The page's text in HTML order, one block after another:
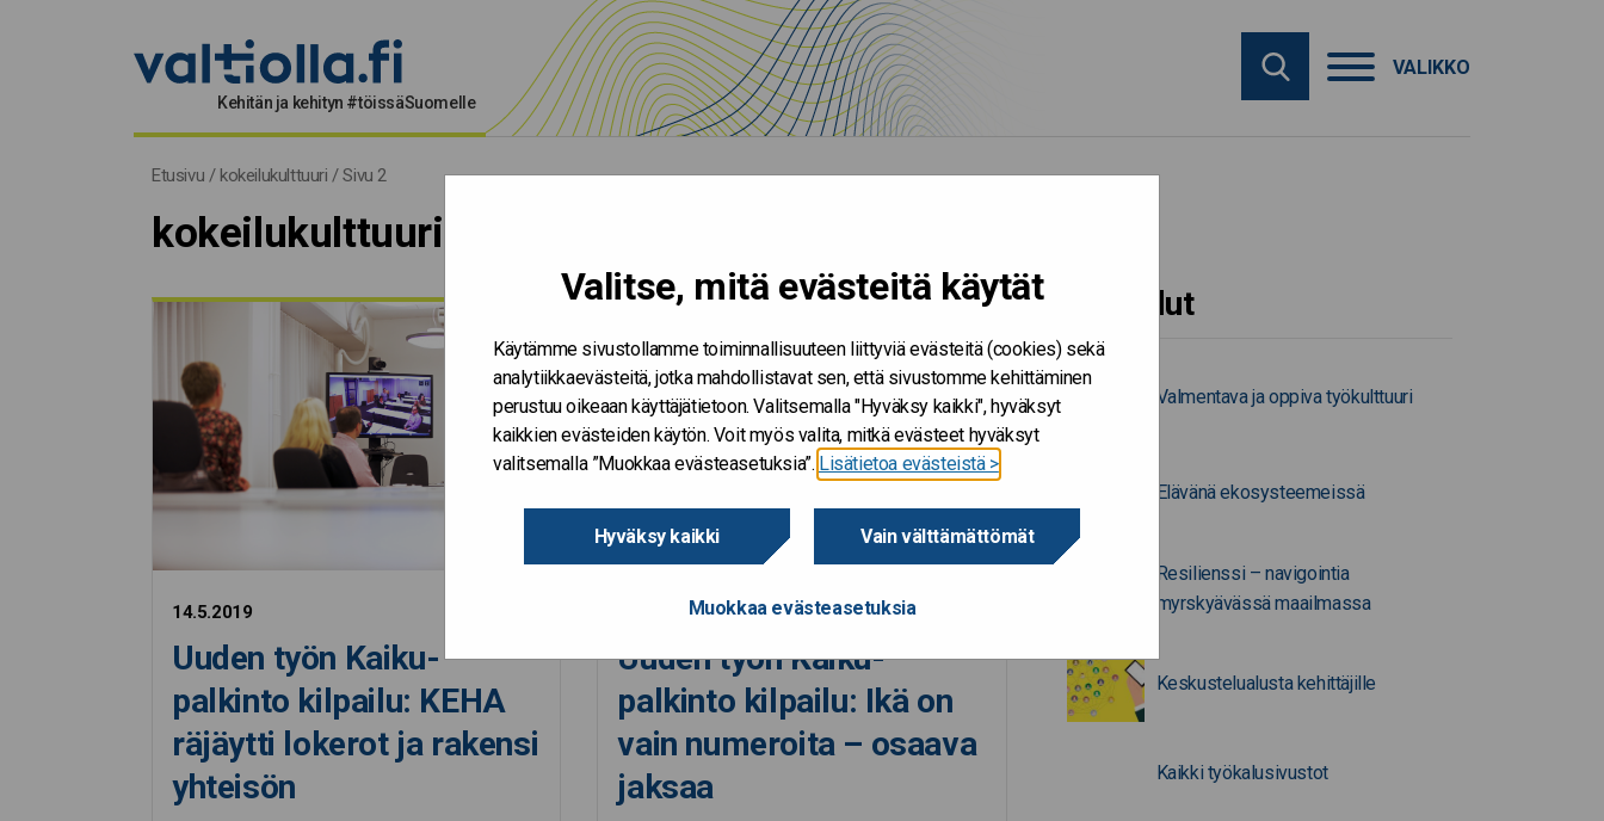
Valitse, mitä evästeitä käytät
Käytämme sivustollamme toiminnallisuuteen liittyviä evästeitä (cookies) sekä
analytiikkaevästeitä, jotka mahdollistavat sen, että sivustomme kehittäminen
perustuu oikeaan käyttäjätietoon. Valitsemalla "Hyväksy kaikki", hyväksyt
kaikkien evästeiden käytön. Voit myös valita, mitkä evästeet hyväksyt
valitsemalla ”Muokkaa evästeasetuksia”. Lisätietoa evästeistä >
Hyväksy kaikki Vain välttämättömät
Muokkaa evästeasetuksia
Kehitän ja kehityn #töissäSuomelle
VALIKKO
kokeilukulttuuri
Etusivu / kokeilukulttuuri /Sivu 2
kokeilukulttuuri
14.5.2019
Uuden työn Kaiku-
palkinto kilpailu: KEHA
räjäytti lokerot ja rakensi
yhteisön
14.5.2019
Uuden työn Kaiku-
palkinto kilpailu: Ikä on
vain numeroita – osaava
jaksaa
Työkalut
Valmentava ja oppiva työkulttuuri
Elävänä ekosysteemeissä
Resilienssi – navigointia
myrskyävässä maailmassa
Keskustelualusta kehittäjille
Kaikki työkalusivustot